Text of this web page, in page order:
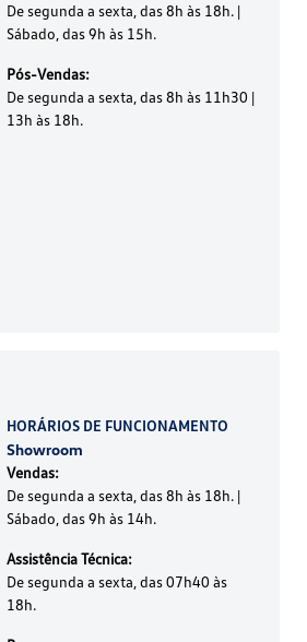
De segunda a sexta, das 8h às 18h. |
Sábado, das 9h às 15h.
Pós-Vendas:
De segunda a sexta, das 8h às 11h30 |
13h às 18h.
HORÁRIOS DE FUNCIONAMENTO
Showroom
Vendas:
De segunda a sexta, das 8h às 18h. |
Sábado, das 9h às 14h.
Assistência Técnica:
De segunda a sexta, das 07h40 às
18h.